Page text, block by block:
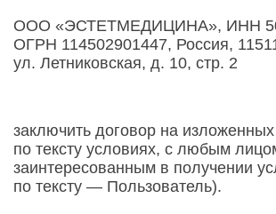
ООО «ЭСТЕТМЕДИЦИНА», ИНН
ОГРН 114502901447, Россия,
ул. Летниковская, д. 10, стр. 2
заключить договор на
по тексту условиях, с любым
заинтересованным в получении
по тексту — Пользователь).